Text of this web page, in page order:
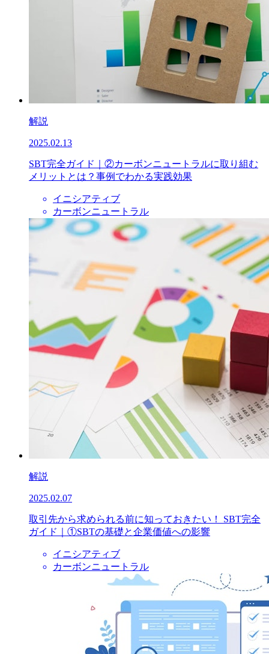
解説
2025.02.13
SBT完全ガイド｜②カーボンニュートラルに取り組む
メリットとは？事例でわかる実践効果
イニシアティブ
カーボンニュートラル
解説
2025.02.07
取引先から求められる前に知っておきたい！ SBT完全
ガイド｜①SBTの基礎と企業価値への影響
イニシアティブ
カーボンニュートラル